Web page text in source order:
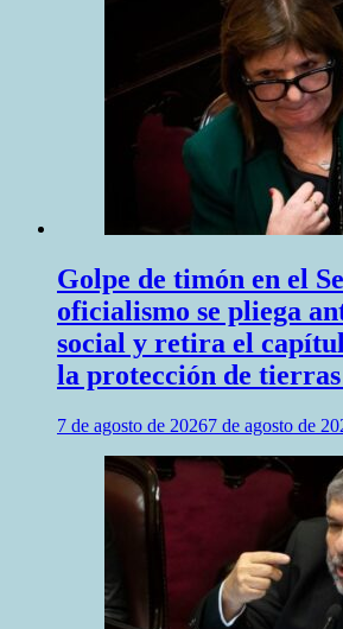
Golpe de timón en el
oficialismo se pliega
social y retira el
la protección de tierras
7 de agosto de 20267 de agosto de